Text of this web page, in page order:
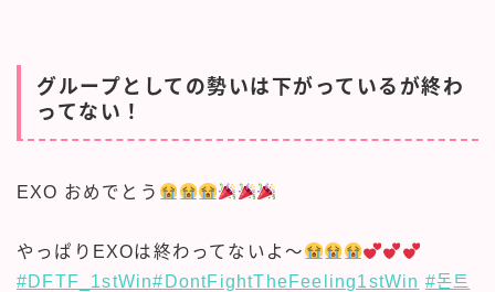
グループとしての勢いは下がっているが終わ
ってない！
EXO おめでとう
やっぱりEXOは終わってないよ〜
#DFTF_1stWin#DontFightTheFeeling1stWin #돈트